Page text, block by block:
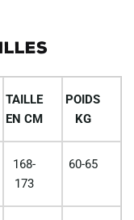
TAILLE
EN CM
POIDS
KG
168-
173
60-65